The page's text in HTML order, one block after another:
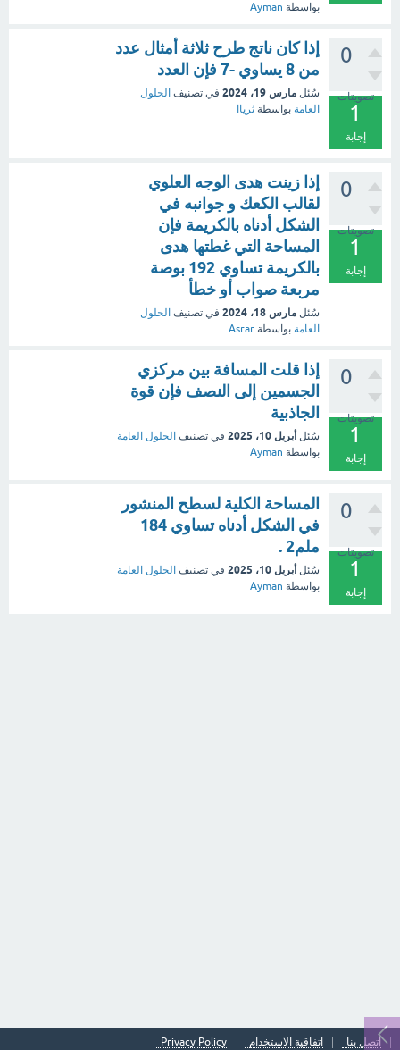
بواسطة Ayman
0
تصويتات
1
إجابة
إذا كان ناتج طرح ثلاثة أمثال عدد
من 8 يساوي -7 فإن العدد
سُئل مارس 19، 2024 في تصنيف الحلول
العامة بواسطة ثرياا
0
تصويتات
1
إجابة
إذا زينت هدى الوجه العلوي
لقالب الكعك و جوانبه في
الشكل أدناه بالكريمة فإن
المساحة التي غطتها هدى
بالكريمة تساوي 192 بوصة
مربعة صواب أو خطأ
سُئل مارس 18، 2024 في تصنيف الحلول
العامة بواسطة Asrar
0
تصويتات
1
إجابة
إذا قلت المسافة بين مركزي
الجسمين إلى النصف فإن قوة
الجاذبية
سُئل أبريل 10، 2025 في تصنيف الحلول العامة
بواسطة Ayman
0
تصويتات
1
إجابة
المساحة الكلية لسطح المنشور
في الشكل أدناه تساوي 184
ملم2 .
سُئل أبريل 10، 2025 في تصنيف الحلول العامة
بواسطة Ayman
اتصل بنا اتفاقية الاستخدام Privacy Policy